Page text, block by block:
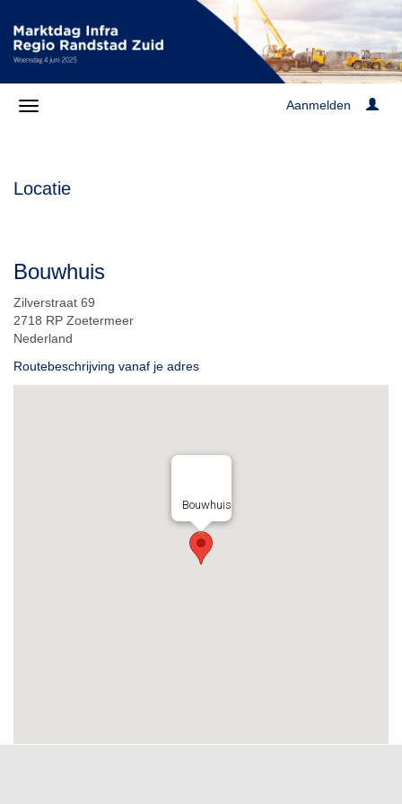
Aanmelden
Locatie
Bouwhuis
Zilverstraat 69
2718 RP Zoetermeer
Nederland
Routebeschrijving vanaf je adres
Bouwhuis